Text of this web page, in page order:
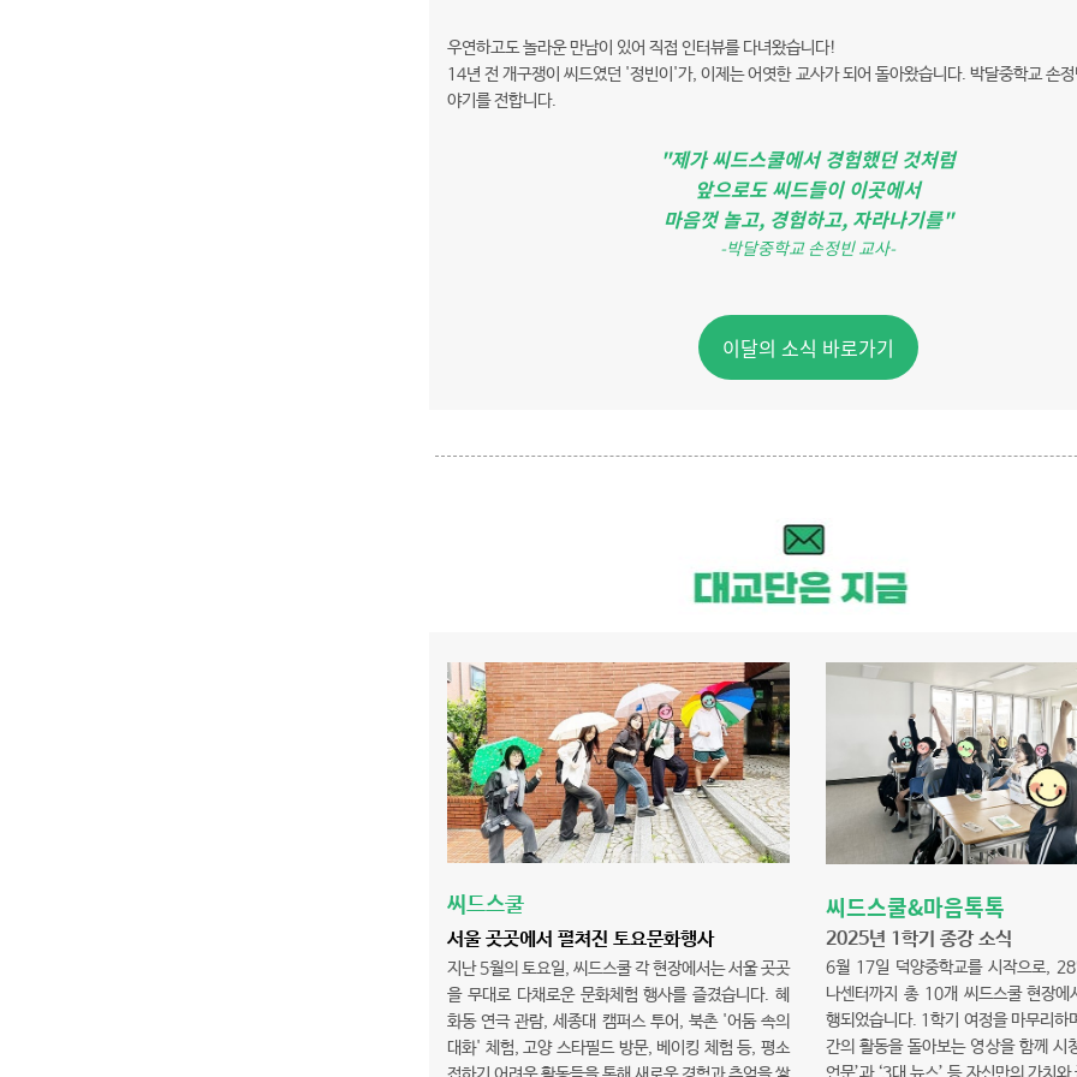
우연하고도 놀라운 만남이 있어 직접 인터뷰를 다녀왔습니다!
14년 전 개구쟁이 씨드였던 '정빈이'가, 이제는 어엿한 교사가 되어 돌아왔습니다. 박달중학교 손정
야기를 전합니다.
"제가 씨드스쿨에서 경험했던 것처럼
앞으로도 씨드들이 이곳에서
마음껏 놀고, 경험하고, 자라나기를"
-박달중학교 손정빈 교사-
이달의 소식 바로가기
씨드스쿨
서울 곳곳에서 펼쳐진 토요문화행사
지난 5월의 토요일, 씨드스쿨 각 현장에서는 서울 곳곳
을 무대로 다채로운 문화체험 행사를 즐겼습니다. 혜
화동 연극 관람, 세종대 캠퍼스 투어, 북촌 '어둠 속의
대화' 체험, 고양 스타필드 방문, 베이킹 체험 등, 평소
씨드스쿨&마음톡톡
2025년 1학기 종강 소식
6월 17일 덕양중학교를 시작으로,
나센터까지 총 10개 씨드스쿨 현장에
행되었습니다. 1학기 여정을 마무리하
간의 활동을 돌아보는 영상을 함께 시